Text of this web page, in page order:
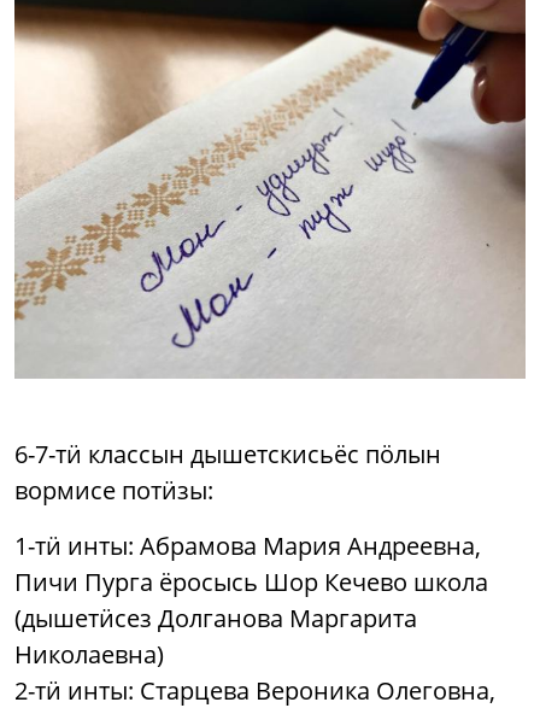
6-7-тӥ классын дышетскисьёс пӧлын
вормисе потӥзы:
1-тӥ инты: Абрамова Мария Андреевна,
Пичи Пурга ёросысь Шор Кечево школа
(дышетӥсез Долганова Маргарита
Николаевна)
2-тӥ инты: Старцева Вероника Олеговна,